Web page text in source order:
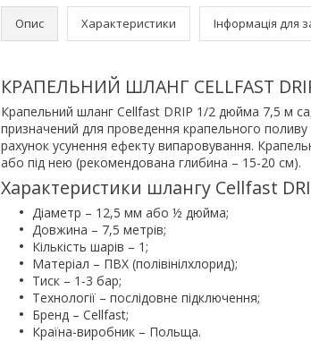
Опис Характеристики Інформація для
КРАПЕЛЬНИЙ ШЛАНГ CELLFAST
Крапельний шланг Cellfast DRIP 1/2 дюйма 7,5 м
призначений для проведення крапельного
рахунок усунення ефекту випаровування.
або під нею (рекомендована глибина – 15-20 см).
Характеристики шлангу Cellfast
Діаметр – 12,5 мм або ½ дюйма;
Довжина – 7,5 метрів;
Кількість шарів – 1;
Матеріал – ПВХ (полівінілхлорид);
Тиск – 1-3 бар;
Технології – послідовне підключення;
Бренд – Cellfast;
Країна-виробник – Польща.